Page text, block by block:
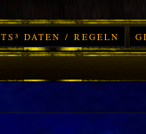
TS³ DATEN / REGELN